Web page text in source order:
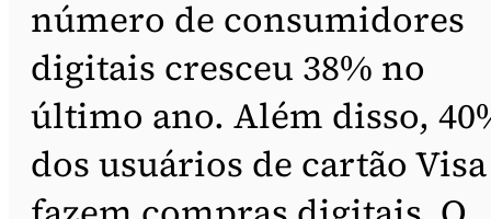
número de consumidores
digitais cresceu 38% no
último ano. Além disso,
dos usuários de cartão Visa